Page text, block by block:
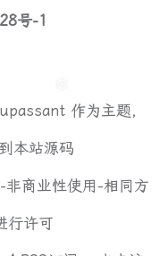
号-1
作为主题，
本站源码
非商业性使用-相同方
行许可